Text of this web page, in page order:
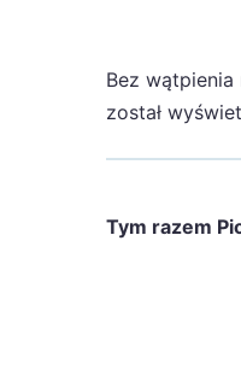
Bez wątpienia
został
Tym razem